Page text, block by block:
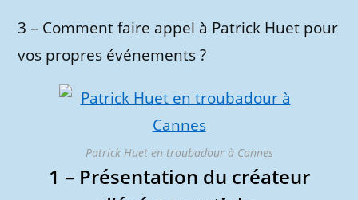
3 – Comment faire appel à Patrick Huet pour
vos propres événements ?
Patrick Huet en troubadour à Cannes
1 – Présentation du créateur